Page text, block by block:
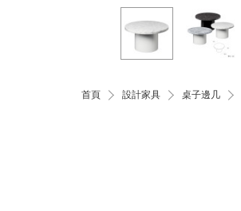
首頁 設計家具 桌子邊几